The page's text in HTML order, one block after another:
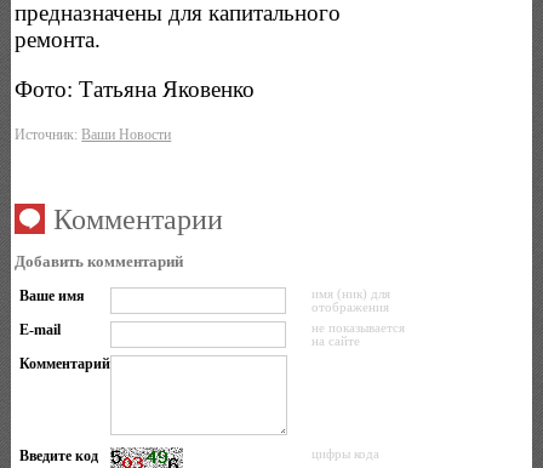
предназначены для капитального
ремонта.
Фото: Татьяна Яковенко
Источник:Ваши Новости
Комментарии
Добавить комментарий
Ваше имя
имя (ник) для
отображения
E-mail
не показывается
на сайте
Комментарий
Введите код цифры кода